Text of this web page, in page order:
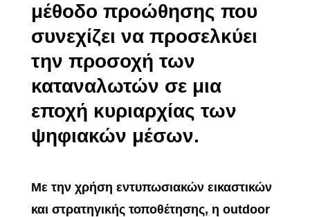
μέθοδο προώθησης που
συνεχίζει να προσελκύει
την προσοχή των
καταναλωτών σε μια
εποχή κυριαρχίας των
ψηφιακών μέσων.
Με την χρήση εντυπωσιακών εικαστικών
και στρατηγικής τοποθέτησης, η outdoor